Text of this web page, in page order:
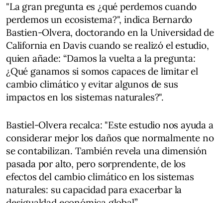
"La gran pregunta es ¿qué perdemos cuando
perdemos un ecosistema?", indica Bernardo
Bastien-Olvera, doctorando en la Universidad de
California en Davis cuando se realizó el estudio,
quien añade: “Damos la vuelta a la pregunta:
¿Qué ganamos si somos capaces de limitar el
cambio climático y evitar algunos de sus
impactos en los sistemas naturales?".
Bastiel-Olvera recalca: "Este estudio nos ayuda a
considerar mejor los daños que normalmente no
se contabilizan. También revela una dimensión
pasada por alto, pero sorprendente, de los
efectos del cambio climático en los sistemas
naturales: su capacidad para exacerbar la